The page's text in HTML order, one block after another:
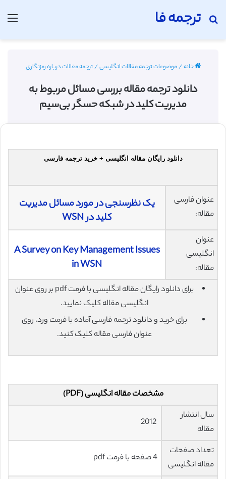
ترجمه فا
جستجو برای
خانه/موضوعات ترجمه مقالات انگلیسی/ترجمه مقالات درباره رمزنگاری
دانلود ترجمه مقاله بررسی مسائل مربوط به
مدیریت کلید در شبکه حسگر بی‌سیم
دانلود رایگان مقاله انگلیسی + خرید ترجمه فارسی
عنوان فارسی
مقاله:
یک نظرسنجی در مورد مسائل مدیریت
کلید در WSN
عنوان
انگلیسی
مقاله:
A Survey on Key Management Issues
in WSN
برای دانلود رایگان مقاله انگلیسی با فرمت pdf بر روی عنوان
انگلیسی مقاله کلیک نمایید.
برای خرید و دانلود ترجمه فارسی آماده با فرمت ورد، روی
عنوان فارسی مقاله کلیک کنید.
مشخصات مقاله انگلیسی (PDF)
سال انتشار
مقاله
تعداد صفحات
مقاله انگلیسی
4 صفحه با فرمت pdf